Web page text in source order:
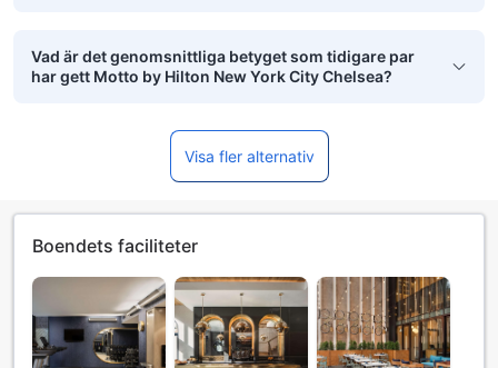
Vad är det genomsnittliga betyget som tidigare par
har gett Motto by Hilton New York City Chelsea?
Visa fler alternativ
Boendets faciliteter